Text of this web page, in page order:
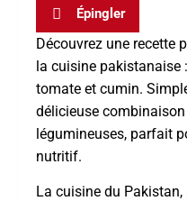
Épingler
Découvrez une recette
la cuisine pakistanaise
tomate et cumin.
délicieuse combinaison
légumineuses, parfait
nutritif.
La cuisine du Pakistan,